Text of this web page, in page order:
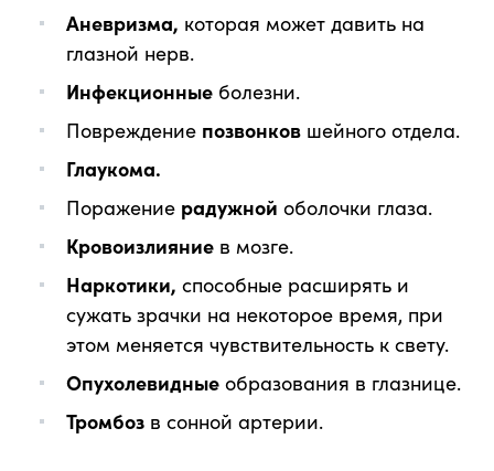
Аневризма, которая может давить на
глазной нерв.
Инфекционные болезни.
Повреждение позвонков шейного отдела.
Глаукома.
Поражение радужной оболочки глаза.
Кровоизлияние в мозге.
Наркотики, способные расширять и
сужать зрачки на некоторое время, при
этом меняется чувствительность к свету.
Опухолевидные образования в глазнице.
Тромбоз в сонной артерии.